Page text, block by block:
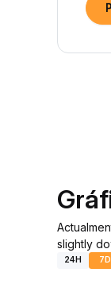
slightly
24H 7D